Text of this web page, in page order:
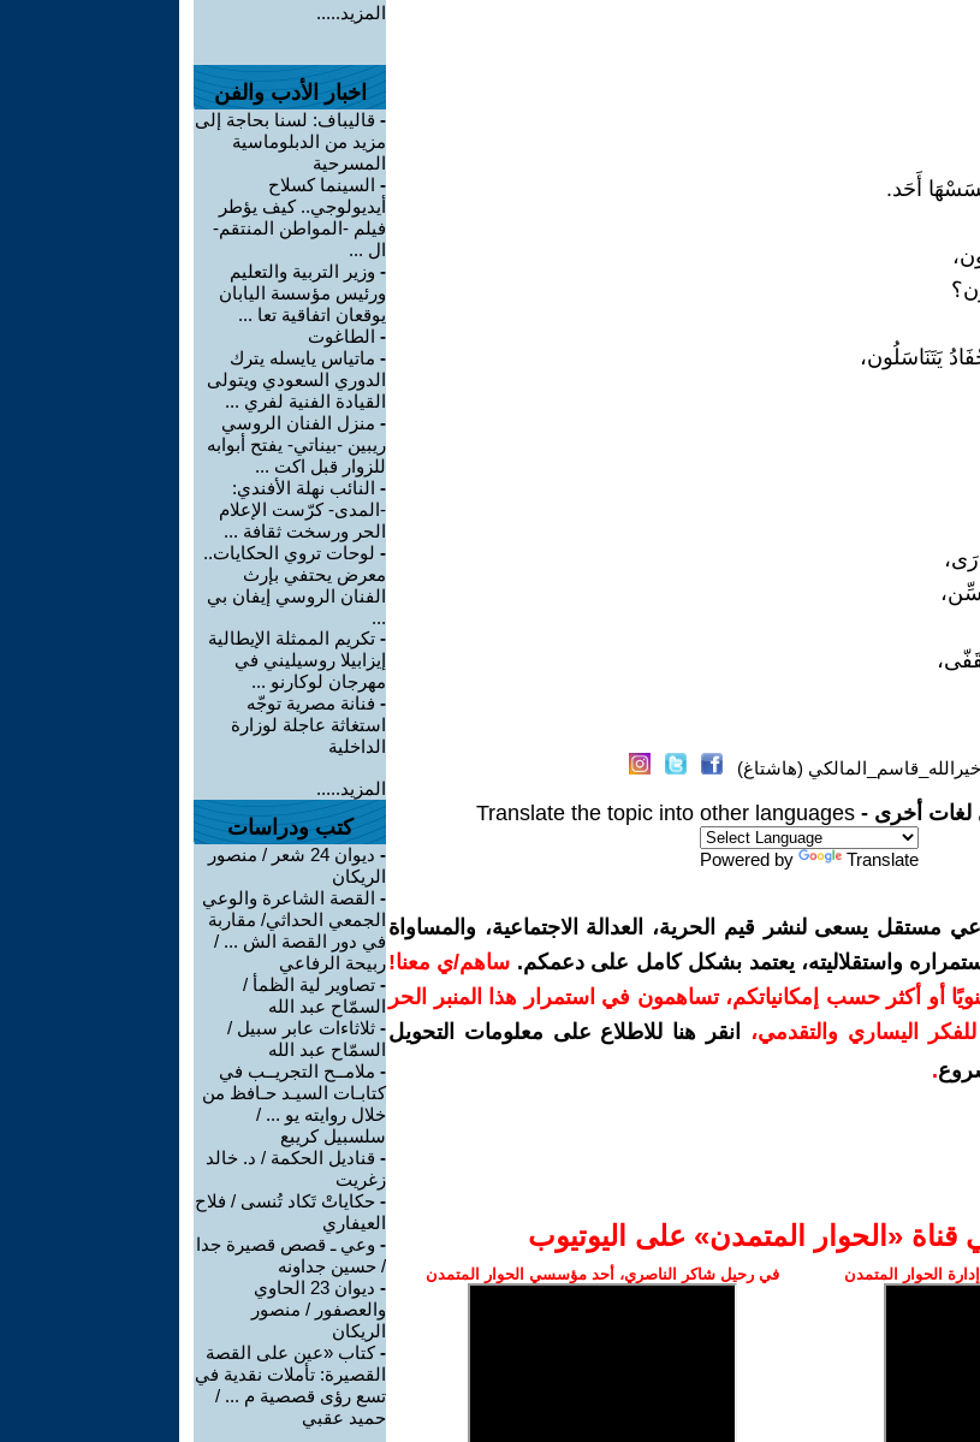
أَحَد.
يَتَنَاسَلُون،
(هاشتاغ)
لغات أخرى - Translate the topic into other languages
Powered by Translate
مستقل يسعى لنشر قيم الحرية، العدالة الاجتماعية، والمساواة
واستقلاليته، يعتمد بشكل كامل على دعمكم. ساهم/ي معنا!
دولارات سنويًا أو أكثر حسب إمكانياتكم، تساهمون في استمرار هذا المنبر الحر
اليساري والتقدمي،
انقر هنا للاطلاع على معلومات التحويل
.
‫«الحوار المتمدن» على اليوتيوب
الحوار المتمدن في رحيل شاكر الناصري، أحد مؤسسي الحوار المتمدن
المزيد.....
اخبار الأدب والفن
- قاليباف: لسنا بحاجة إلى
مزيد من الدبلوماسية
المسرحية
- السينما كسلاح
أيديولوجي.. كيف يؤطر
فيلم -المواطن المنتقم-
ال ...
- وزير التربية والتعليم
ورئيس مؤسسة اليابان
يوقعان اتفاقية تعا ...
- الطاغوت
- ماتياس يايسله يترك
الدوري السعودي ويتولى
القيادة الفنية لفري ...
- منزل الفنان الروسي
ريبين -بيناتي- يفتح أبوابه
للزوار قبل اكت ...
- النائب نهلة الأفندي:
-المدى- كرّست الإعلام
الحر ورسخت ثقافة ...
- لوحات تروي الحكايات..
معرض يحتفي بإرث
الفنان الروسي إيفان بي
...
- تكريم الممثلة الإيطالية
إيزابيلا روسيليني في
مهرجان لوكارنو ...
- فنانة مصرية توجّه
استغاثة عاجلة لوزارة
الداخلية
المزيد.....
كتب ودراسات
-
ديوان 24 شعر / منصور
الريكان
- القصة الشاعرة والوعي
الجمعي الحداثي/ مقاربة
في دور القصة الش ... /
ربيحة الرفاعي
- تصاوير لية الظمأ /
السمّاح عبد الله
- ثلاثاءات عابر سبيل /
السمّاح عبد الله
- ملامــح التجريــب في
كتابـات السيـد حـافظ من
خلال روايته يو ... /
سلسبيل كريبع
- قناديل الحكمة / د. خالد
زغريت
- حكاياتْ تَكاد تُنسى / فلاح
العيفاري
- وعي ـ قصص قصيرة جدا
/ حسين جداونه
-
ديوان 23 الحاوي
والعصفور / منصور
الريكان
-كتاب «عين على القصة
القصيرة: تأملات نقدية في
تسع رؤى قصصية م ... /
حميد عقبي